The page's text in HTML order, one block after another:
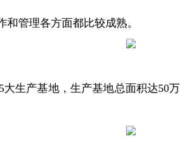
管理各方面都比较成熟。
生产基地，生产基地总面积达50